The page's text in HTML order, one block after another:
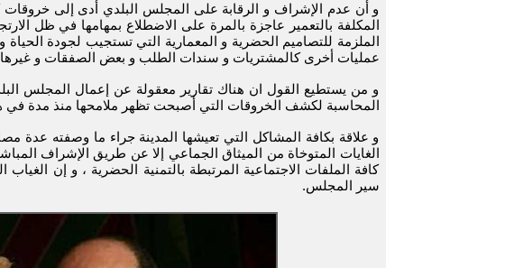
و أن عدم الإشراف و الرقابة على المجلس البلدي أدى إلى
المكلفة بالتعمير عاجزة بالمرة على الاضطلاع بمهامها في ظل
الملزمة للتصاميم الحضرية و المعمارية التي تستجيب لجودة الحياة
عمليات أخرى كالمشتريات و سندات الطلب و بعض الصفقات و غيرها
و من يستطيع القول ان هناك تقارير معقولة عن إعمال المجلس
المحاسبة لكشف الخروقات التي أصبحت تظهر ملامحها منذ مدة في
و علاقة بكافة المشاكل التي تعيشها المدينة جراء ما وصفته عدة
الغايات المتوخاة من الميثاق الجماعي إلا عن طريق الإشراف
كافة الملفات الاجتماعية المرتبطة بالتمنية الحضرية ، و إن
سير المجلس.